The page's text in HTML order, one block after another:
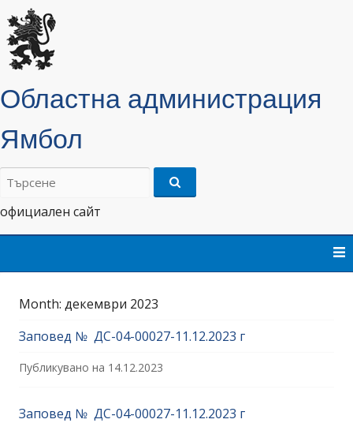
Областна администрация
Ямбол
Търсене
официален сайт
Month: декември 2023
Заповед № ДС-04-00027-11.12.2023 г
Публикувано на 14.12.2023
Заповед № ДС-04-00027-11.12.2023 г